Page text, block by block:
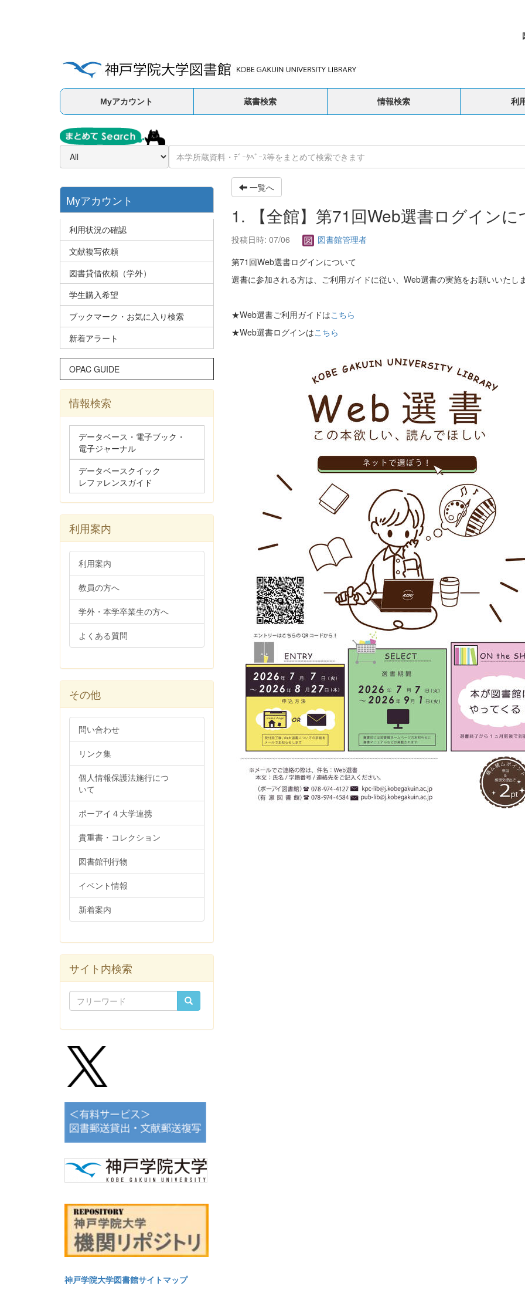
Myアカウント 蔵書検索 情報検索 利
一覧へ
1. 【全館】第71回Web選書ログインに
投稿日時: 07/06
図書館管理者
第71回Web選書ログインについて
選書に参加される方は、ご利用ガイドに従い、Web選書の実施をお願いいたし
★Web選書ご利用ガイドはこちら
★Web選書ログインはこちら
Myアカウント
利用状況の確認
文献複写依頼
図書貸借依頼（学外）
学生購入希望
ブックマーク・お気に入り検索
新着アラート
OPAC GUIDE
情報検索
データベース・電子ブック・
電子ジャーナル
データベースクイック
レファレンスガイド
利用案内
利用案内
教員の方へ
学外・本学卒業生の方へ
よくある質問
その他
問い合わせ
リンク集
個人情報保護法施行につ
いて
ポーアイ４大学連携
貴重書・コレクション
図書館刊行物
イベント情報
新着案内
サイト内検索
神戸学院大学図書館サイトマップ